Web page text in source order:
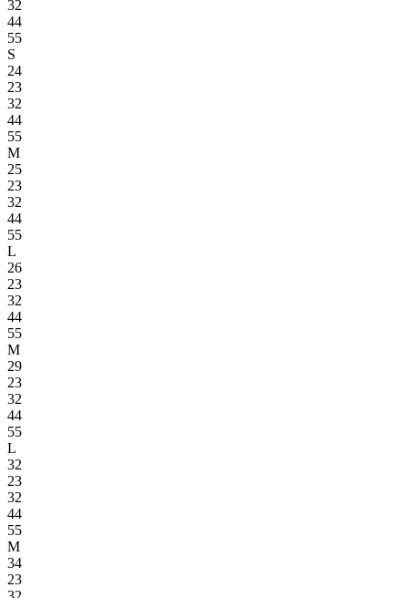
32
44
55
S
24
23
32
44
55
M
25
23
32
44
55
L
26
23
32
44
55
M
29
23
32
44
55
L
32
23
32
44
55
M
34
23